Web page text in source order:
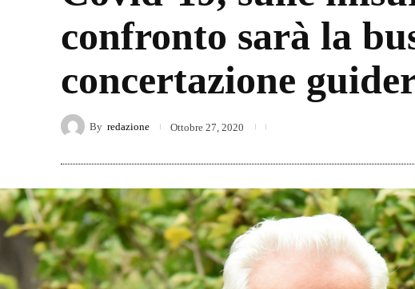
confronto sarà la
concertazione
By redazione Ottobre 27, 2020